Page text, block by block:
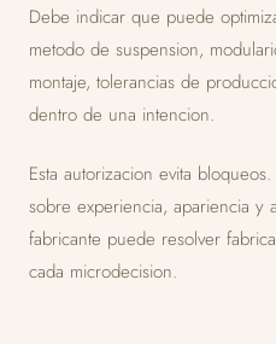
Debe indicar que puede
metodo de suspension,
montaje, tolerancias de
dentro de una intencion.
Esta autorizacion evita
sobre experiencia, apariencia y
fabricante puede resolver
cada microdecision.